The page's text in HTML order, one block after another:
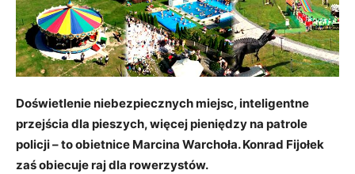
Doświetlenie niebezpiecznych miejsc, inteligentne
przejścia dla pieszych, więcej pieniędzy na patrole
policji – to obietnice Marcina Warchoła. Konrad Fijołek
zaś obiecuje raj dla rowerzystów.